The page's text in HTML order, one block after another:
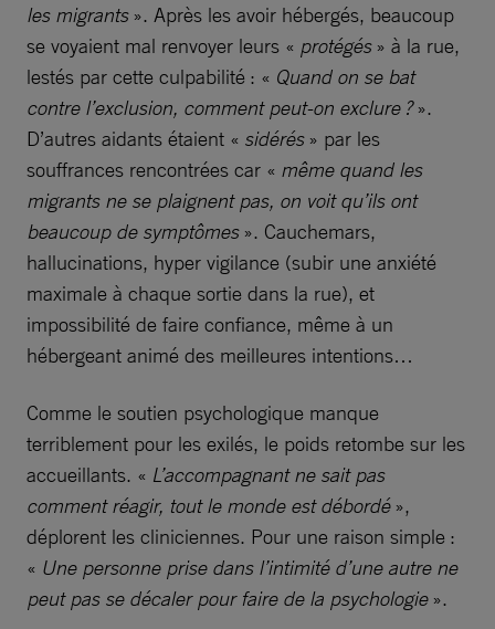
les migrants ». Après les avoir hébergés, beaucoup
se voyaient mal renvoyer leurs « protégés» à la rue,
lestés par cette culpabilité : « Quand on se bat
contre l’exclusion, comment peut-on exclure ?».
D’autres aidants étaient « sidérés » par les
souffrances rencontrées car « même quand les
migrants ne se plaignent pas, on voit qu’ils ont
beaucoup de symptômes ». Cauchemars,
hallucinations, hyper vigilance (subir une anxiété
maximale à chaque sortie dans la rue), et
impossibilité de faire confiance, même à un
hébergeant animé des meilleures intentions…
Comme le soutien psychologique manque
terriblement pour les exilés, le poids retombe sur les
accueillants. « L’accompagnant ne sait pas
comment réagir, tout le monde est débordé »,
déplorent les cliniciennes. Pour une raison simple :
« Une personne prise dans l’intimité d’une autre ne
peut pas se décaler pour faire de la psychologie ».